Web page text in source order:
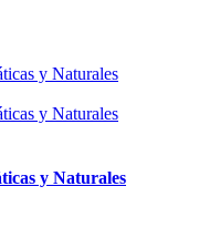
y Naturales